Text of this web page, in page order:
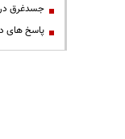
جسدغرق
پاسخ های